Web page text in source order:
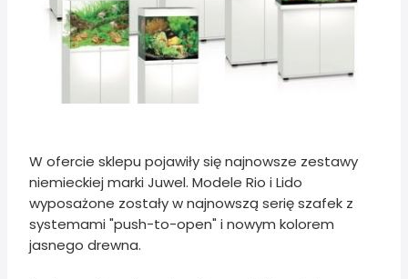
W ofercie sklepu pojawiły się najnowsze zestawy
niemieckiej marki Juwel. Modele Rio i Lido
wyposażone zostały w najnowszą serię szafek z
systemami "push-to-open" i nowym kolorem
jasnego drewna.